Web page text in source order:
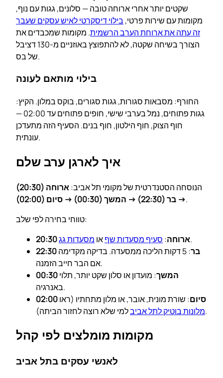
שקטים יותר אחרי ארוחה טובה — סלונים, גגות עם נוף,
מקומות עם שירות פרטי, בילוי דיסקרטי לאיש עסקים שעבר
זה עתה את ארוחת הערב הרשמית. מקומות שמכבדים את
הצורך בשיחה שקטה, לא להתפוצץ באוזניים מ-130 דציבל
של בס.
בילוי מותאם לעונה
החורף: מסבאות סגורות, גגות סגורים, בוקס במלון. הקיץ:
גגות פתוחים, נמל בערבי שישי, חופים פתוחים עד 02:00 —
חוף הצוק, חוף הילטון, חוף בנים. הסעיף הזה מתעדכן
עונתית.
איך לארגן ערב שלם
הנוסחה הסטנדרטית של מקומי תל אביב:
ארוחה (20:30)
→ בר (22:30) → המשך (00:30) → סיום (02:00).
טווחי בחירה לפי שלב:
20:30 ארוחה: סעיף מסעדות שףאו מסעדות גג
.
22:30 בר
: 5 דקות הליכה ממסעדה. בדיקה מקדימה
אם הבר חייב הזמנה.
00:30 המשך: מועדון או סלון שקט יותר, תלוי
באנרגיה.
02:00 סיום: שורת מונית, אובר, או מלון מתחתיו (ראו
מלונות בוטיק לתל אביבלמי שלא רוצה לחזור הביתה).
מקומות מומלצים לפי קהל
לאנשי עסקים בתל אביב